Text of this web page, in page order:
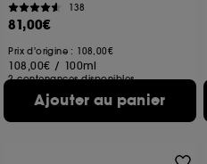
138
81,00€
Prix d'origine : 108,00€
108,00€ / 100ml
2 contenances disponibles
Ajouter au panier